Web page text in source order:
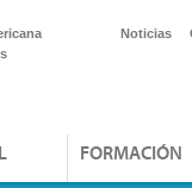
Noticias
FORMACIÓN